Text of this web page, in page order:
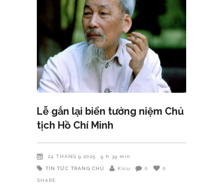
Lễ gắn lại biển tưởng niệm Chủ
tịch Hồ Chí Minh
24 THÁNG 9 2025 9 h 39 min
TIN TỨC TRANG CHỦ Kicu 0 0
SHARE